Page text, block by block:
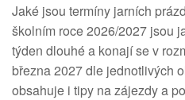
Jaké jsou termíny jarních
školním roce 2026/2027 jsou
týden dlouhé a konají se v
března 2027 dle jednotlivých
obsahuje i tipy na zájezdy a